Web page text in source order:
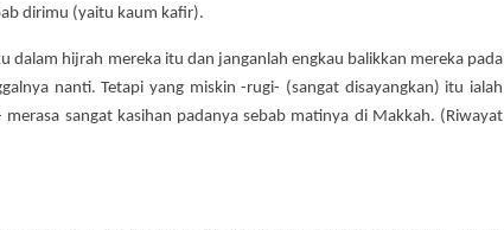
dirimu (yaitu kaum kafir).
dalam hijrah mereka itu dan janganlah engkau balikkan mereka pada
nanti. Tetapi yang miskin -rugi- (sangat disayangkan) itu ialah
merasa sangat kasihan padanya sebab matinya di Makkah. (Riwayat